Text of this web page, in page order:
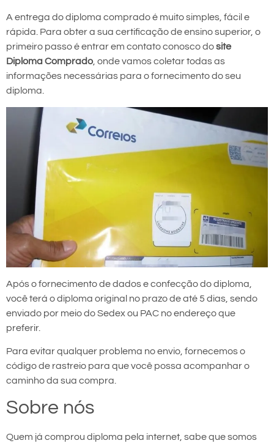
A entrega do diploma comprado é muito simples, fácil e
rápida. Para obter a sua certificação de ensino superior, o
primeiro passo é entrar em contato conosco dosite
Diploma Comprado, onde vamos coletar todas as
informações necessárias para o fornecimento do seu
diploma.
Após o fornecimento de dados e confecção do diploma,
você terá o diploma original no prazo de até 5 dias, sendo
enviado por meio do Sedex ou PAC no endereço que
preferir.
Para evitar qualquer problema no envio, fornecemos o
código de rastreio para que você possa acompanhar o
caminho da sua compra.
Sobre nós
Quem já comprou diploma pela internet, sabe que somos